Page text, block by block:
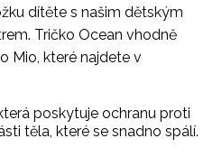
dítěte s našim dětským
Tričko Ocean vhodně
Mio, které najdete v
poskytuje ochranu proti
těla, které se snadno spálí.